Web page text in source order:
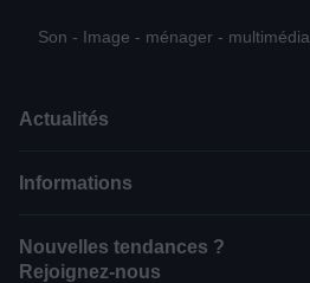
Son - Image - ménager - multimédia
Actualités
Informations
Nouvelles tendances ?
Rejoignez-nous